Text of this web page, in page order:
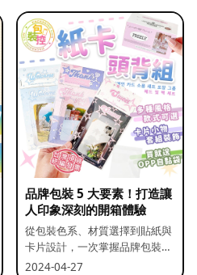
品牌包裝 5 大要素！打造讓
人印象深刻的開箱體驗
從包裝色系、材質選擇到貼紙與
卡片設計，一次掌握品牌包裝的
關鍵要素。
2024-04-27